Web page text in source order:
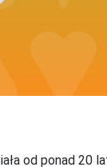
od ponad 20